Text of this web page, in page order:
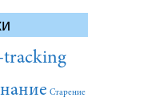
tracking
Старение